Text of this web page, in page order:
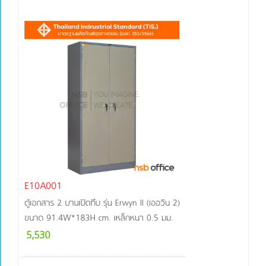
E10A001
ตู้เอกสาร 2 บานเปิดทึบ รุ่น Erwyn ll (เออวิน 2)
ขนาด 91.4W*183H cm. เหล็กหนา 0.5 มม.
5,530